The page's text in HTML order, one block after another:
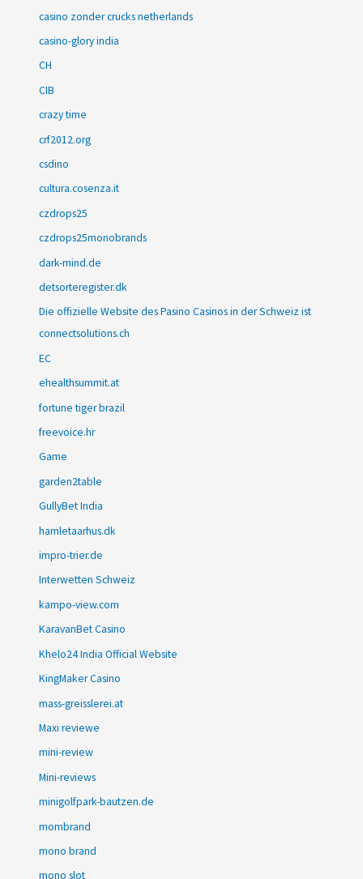
casino zonder crucks netherlands
casino-glory india
CH
CIB
crazy time
crf2012.org
csdino
cultura.cosenza.it
czdrops25
czdrops25monobrands
dark-mind.de
detsorteregister.dk
Die offizielle Website des Pasino Casinos in der Schweiz ist
connectsolutions.ch
EC
ehealthsummit.at
fortune tiger brazil
freevoice.hr
Game
garden2table
GullyBet India
hamletaarhus.dk
impro-trier.de
Interwetten Schweiz
kampo-view.com
KaravanBet Casino
Khelo24 India Official Website
KingMaker Casino
mass-greisslerei.at
Maxi reviewe
mini-review
Mini-reviews
minigolfpark-bautzen.de
mombrand
mono brand
mono slot